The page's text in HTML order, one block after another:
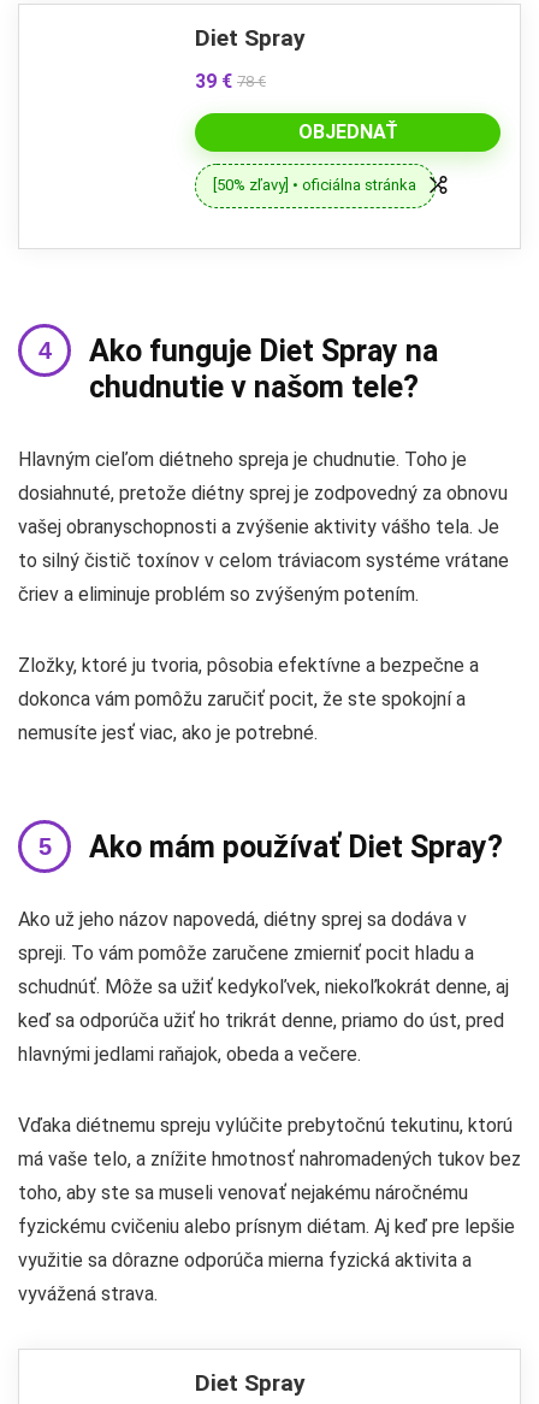
Diet Spray
39 € 78 €
OBJEDNAŤ
[50% zľavy] • oficiálna stránka
Ako funguje Diet Spray na
chudnutie v našom tele?
Hlavným cieľom diétneho spreja je chudnutie. Toho je
dosiahnuté, pretože diétny sprej je zodpovedný za obnovu
vašej obranyschopnosti a zvýšenie aktivity vášho tela. Je
to silný čistič toxínov v celom tráviacom systéme vrátane
čriev a eliminuje problém so zvýšeným potením.
Zložky, ktoré ju tvoria, pôsobia efektívne a bezpečne a
dokonca vám pomôžu zaručiť pocit, že ste spokojní a
nemusíte jesť viac, ako je potrebné.
Ako mám používať Diet Spray?
Ako už jeho názov napovedá, diétny sprej sa dodáva v
spreji. To vám pomôže zaručene zmierniť pocit hladu a
schudnúť. Môže sa užiť kedykoľvek, niekoľkokrát denne, aj
keď sa odporúča užiť ho trikrát denne, priamo do úst, pred
hlavnými jedlami raňajok, obeda a večere.
Vďaka diétnemu spreju vylúčite prebytočnú tekutinu, ktorú
má vaše telo, a znížite hmotnosť nahromadených tukov bez
toho, aby ste sa museli venovať nejakému náročnému
fyzickému cvičeniu alebo prísnym diétam. Aj keď pre lepšie
využitie sa dôrazne odporúča mierna fyzická aktivita a
vyvážená strava.
Diet Spray